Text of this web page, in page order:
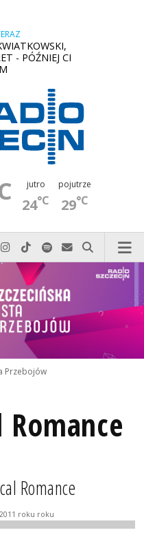
- PÓŹNIEJ CI
jutro
24°C
pojutrze
29°C
prostu do nas zadzwoń
nas na Facebook-u
Odwiedź nas na X
Odwiedź nas na Instagram-ie
Odwiedź nas na TikTok-u
Szukaj nas na Spotify
Wyślij do nas
Szukaj
Przebojów
Romance
roku roku